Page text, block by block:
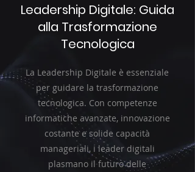
Leadership Digitale: Guida
alla Trasformazione
Tecnologica
La Leadership Digitale è essenziale
per guidare la trasformazione
tecnologica. Con competenze
informatiche avanzate, innovazione
costante e solide capacità
manageriali, i leader digitali
plasmano il futuro delle